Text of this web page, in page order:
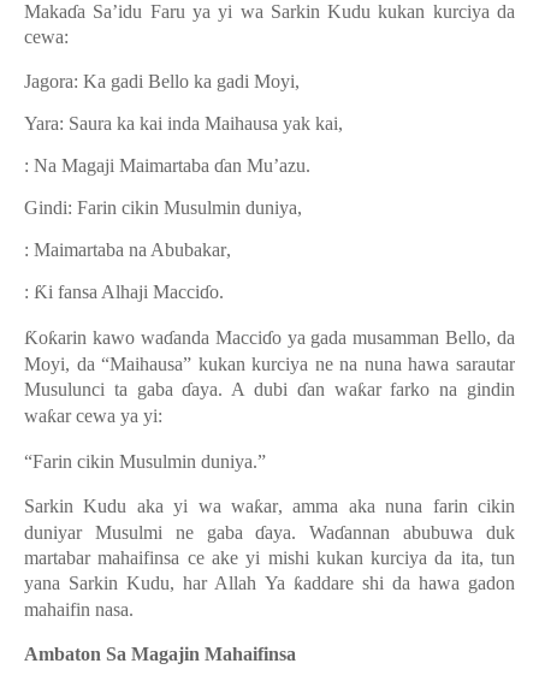
Makaɗa Sa’idu Faru ya yi wa Sarkin Kudu kukan kurciya da
cewa:
Jagora: Ka gadi Bello ka gadi Moyi,
Yara: Saura ka kai inda Maihausa yak kai,
: Na Magaji Maimartaba ɗan Mu’azu.
Gindi: Farin cikin Musulmin duniya,
: Maimartaba na Abubakar,
: Ƙi fansa Alhaji Macciɗo.
Ƙoƙarin kawo waɗanda Macciɗo ya gada musamman Bello, da
Moyi, da “Maihausa” kukan kurciya ne na nuna hawa sarautar
Musulunci ta gabaɗaya. A dubi ɗan waƙar farko na gindin
waƙar cewa ya yi:
“Farin cikin Musulmin duniya.”
Sarkin Kudu aka yi wa waƙar, amma aka nuna farin cikin
duniyar Musulmi ne gabaɗaya. Waɗannan abubuwa duk
martabar mahaifinsa ce ake yi mishi kukan kurciya da ita, tun
yana Sarkin Kudu, har Allah Ya ƙaddare shi da hawa gadon
mahaifin nasa.
Ambaton Sa Magajin Mahaifinsa